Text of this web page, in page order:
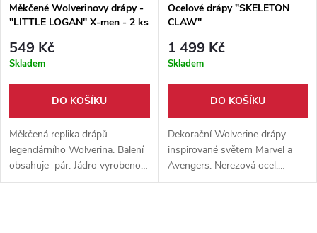
Měkčené Wolverinovy drápy -
"LITTLE LOGAN" X-men - 2 ks
549 Kč
Skladem
DO KOŠÍKU
Měkčená replika drápů
legendárního Wolverina. Balení
obsahuje pár. Jádro vyrobeno z
odolného laminátu. Vhodné na
Ocelové drápy "SKELETON
CLAW"
1 499 Kč
Skladem
DO KOŠÍKU
Dekorační Wolverine drápy
inspirované světem Marvel a
Avengers. Nerezová ocel,
nastavitelný popruh, cosplay